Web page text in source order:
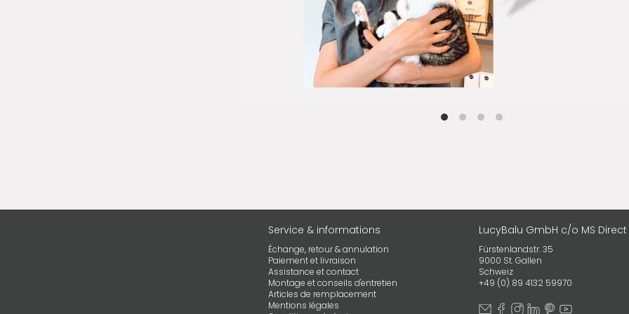
Service & informations
Échange, retour & annulation
Paiement et livraison
Assistance et contact
Montage et conseils d'entretien
Articles de remplacement
Mentions légales
LucyBalu GmbH c/o MS Direct
Fürstenlandstr. 35
9000 St. Gallen
Schweiz
+49 (0) 89 4132 59970